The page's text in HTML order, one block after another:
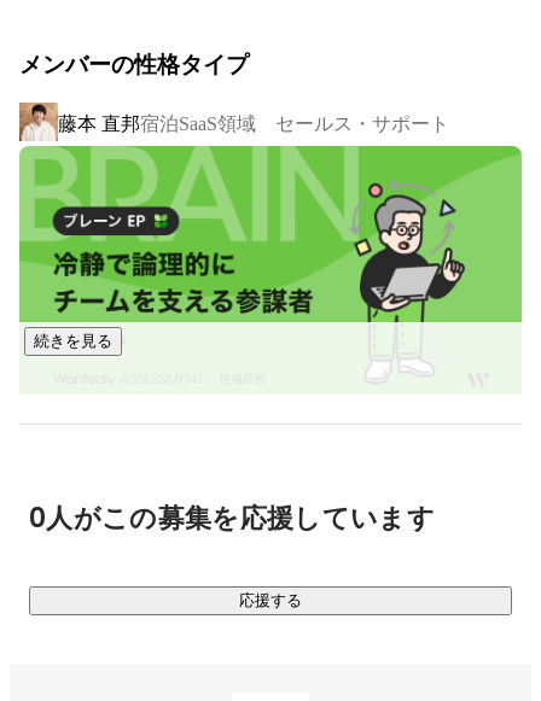
安定した経営基盤を持っている会社です。
現在は、宿泊SaaS領域、リノベーション領域、LGBT婚活領域
の3領域で事業展開中。
◆◇宿泊SaaS事業部とは？◇◆
宿泊業界のDXを推し進め、人手不足解消という社会課題にア
プローチする自社SaaSプロダクト『HOTEL SMART』を用い
たソリューションの提供を行っています。
宿泊SaaS事業部が対象とするホテル・宿泊業界は、日本でも
数少ない成長領域であり、4.9兆円と大きな市場です。
競合他社はレガシーなパッケージシステムが多い中、弊社で
人手不足で省人化が求められる中、システムの設備投資に割
かれる割合は今後増え続けさらに市場の成長が予想されま
急速に成長しています。
事業の拡大フェーズに伴う組織強化のため、増員募集をして
メンバーの性格タイプ
藤本 直邦宿泊SaaS領域 セールス・サポート
続きを見る
0人がこの募集を応援しています
応援する